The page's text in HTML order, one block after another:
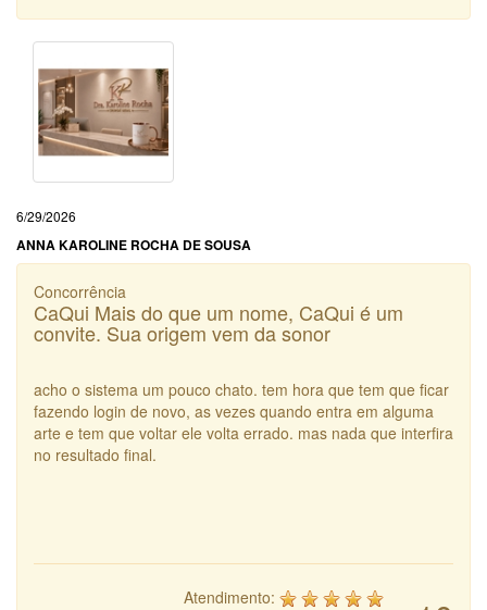
6/29/2026
ANNA KAROLINE ROCHA DE SOUSA
Concorrência
CaQui Mais do que um nome, CaQui é um
convite. Sua origem vem da sonor
acho o sistema um pouco chato. tem hora que tem que ficar
fazendo login de novo, as vezes quando entra em alguma
arte e tem que voltar ele volta errado. mas nada que interfira
no resultado final.
Atendimento: